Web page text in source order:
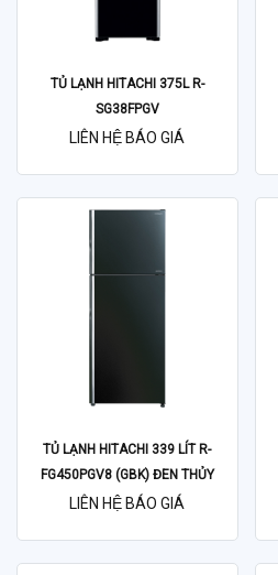
TỦ LẠNH HITACHI 375L R-
SG38FPGV
LIÊN HỆ BÁO GIÁ
TỦ LẠNH HITACHI 339 LÍT R-
FG450PGV8 (GBK) ĐEN THỦY
TINH
LIÊN HỆ BÁO GIÁ